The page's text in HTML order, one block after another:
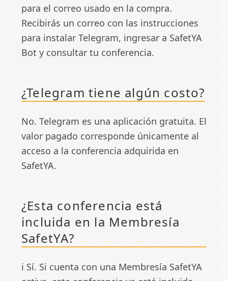
para el correo usado en la compra.
Recibirás un correo con las instrucciones
para instalar Telegram, ingresar a SafetYA
Bot y consultar tu conferencia.
¿Telegram tiene algún costo?
No. Telegram es una aplicación gratuita. El
valor pagado corresponde únicamente al
acceso a la conferencia adquirida en
SafetYA.
¿Esta conferencia está
incluida en la Membresía
SafetYA?
ℹ️ Sí. Si cuenta con una Membresía SafetYA